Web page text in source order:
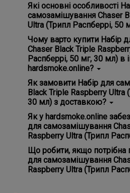
Які основні особливості
самозамішування Chaser
Ultra (Трипл Распберрі, 50
Головні особливості Набір
Black Triple Raspberry Ultra
мл) - гарантія справжності,
Чому варто купити Набір
Chaser Black Triple
Распберрі, 50 мг, 30 мл) в
hardsmoke.online?
На нашому сайті ви знайдете
продукції та все для
самозамішування Chaser
(Трипл Распберрі, 50 мг, 30
високою якістю з доставкою
грн
Як замовити Набір для
Black Triple Raspberry Ultra
30 мл) з доставкою?
Просто додайте Набір для
Black Triple Raspberry Ultra
мл) у кошик на нашому сайті
Ми забезпечимо швидку
зможете отримати ваше
місці! 📮
Як у hardsmoke.online
для самозамішування
Raspberry Ultra (Трипл
Ми ретельно вибираємо
стежимо за дотриманням
сертифіковані та
Переконайтеся самі,
Що робити, якщо потрібна
для самозамішування
Raspberry Ultra (Трипл